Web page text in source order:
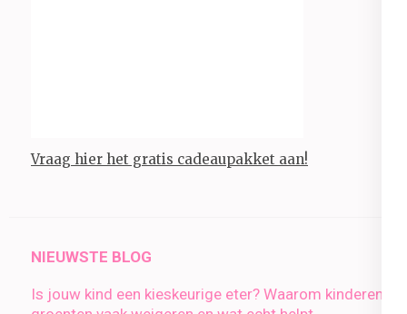
Vraag hier het gratis cadeaupakket aan!
NIEUWSTE BLOG
Is jouw kind een kieskeurige eter? Waarom kinderen